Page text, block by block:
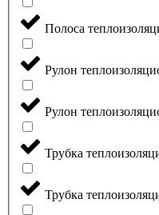
Полоса
Рулон
Рулон
Трубка
Трубка